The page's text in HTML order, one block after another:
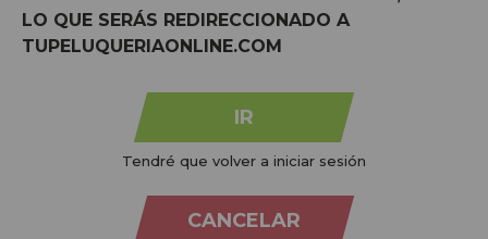
@TUPELUONLINE NO INSTAGRAM
LO QUE SERÁS REDIRECCIONADO A
TUPELUQUERIAONLINE.COM
IR
Tendré que volver a iniciar sesión
CANCELAR